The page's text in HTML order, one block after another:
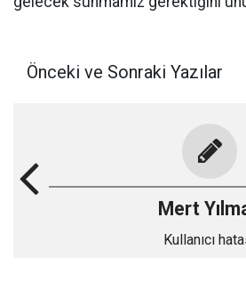
Önceki ve Sonraki Yazılar
Mert
Kullanıcı